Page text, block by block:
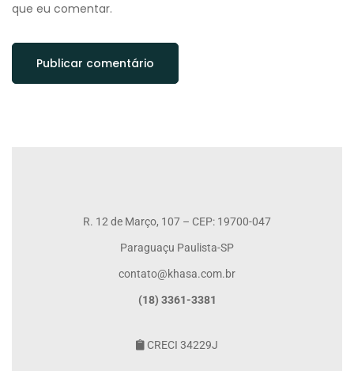
que eu comentar.
R. 12 de Março, 107 – CEP: 19700-047
Paraguaçu Paulista-SP
contato@khasa.com.br
(18) 3361-3381
CRECI 34229J